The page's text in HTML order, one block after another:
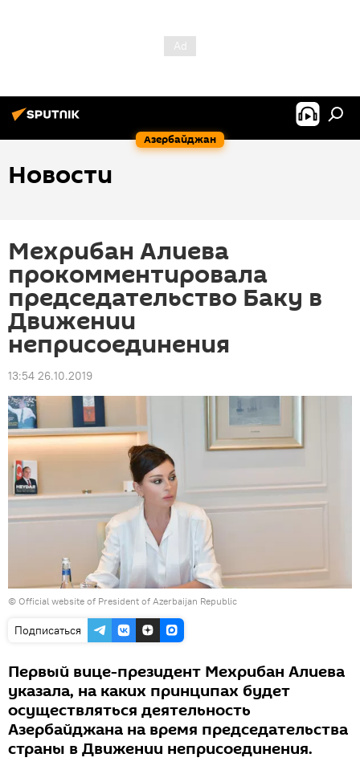
Азербайджан
Новости
Мехрибан Алиева
прокомментировала
председательство Баку в
Движении
неприсоединения
13:54 26.10.2019
© Official website of President of Azerbaijan Republic
Подписаться
Первый вице-президент Мехрибан Алиева
указала, на каких принципах будет
осуществляться деятельность
Азербайджана на время председательства
страны в Движении неприсоединения.